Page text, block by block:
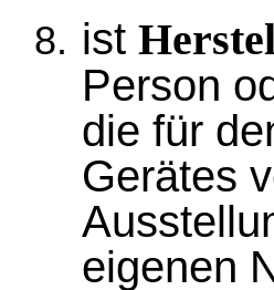
ist
Person
die für
Gerätes
eigenen